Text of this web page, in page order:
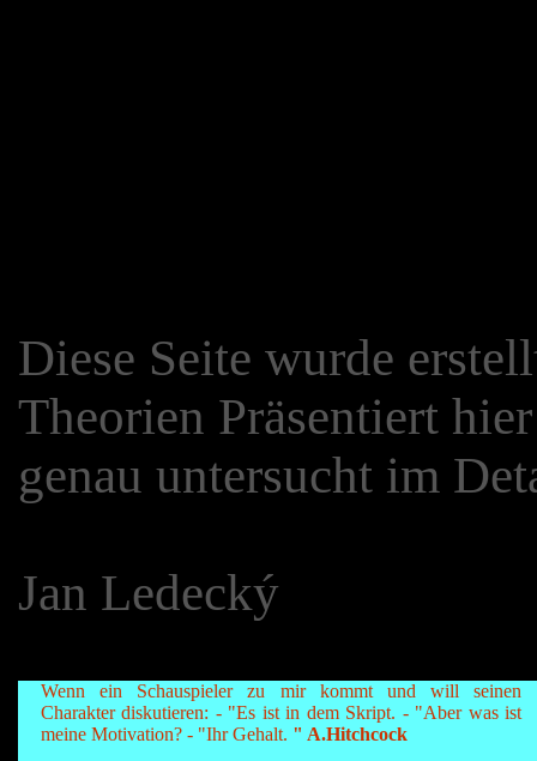
Diese Seite wurde
Theorien Präsentiert
genau untersucht im
Jan Ledecký
Wenn ein Schauspieler zu mir kommt und will seinen
Charakter diskutieren: - "Es ist in dem Skript. - "Aber was ist
meine Motivation? - "Ihr Gehalt. " A.Hitchcock